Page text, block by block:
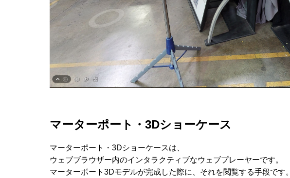
マーターポート・3Dショーケース
マーターポート・3Dショーケースは、
ウェブブラウザー内のインタラクティブなウェブプレーヤーです。
マーターポート3Dモデルが完成した際に、それを閲覧する手段です。